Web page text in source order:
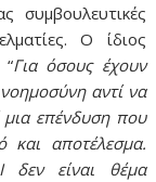
συμβουλευτικές
Ο ίδιος
“Για όσους έχουν
αντί να
μια επένδυση που
και αποτέλεσμα.
δεν είναι θέμα